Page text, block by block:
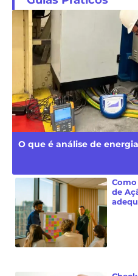
O que é análise de
de